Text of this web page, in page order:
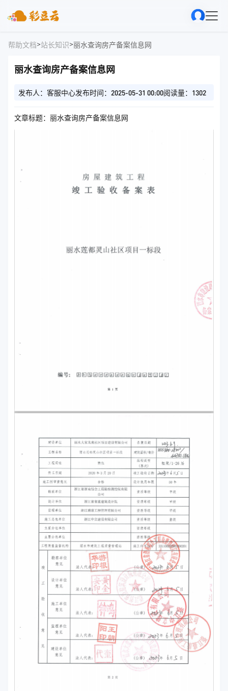
帮助文档>站长知识>丽水查询房产备案信息网
丽水查询房产备案信息网
发布人：客服中心发布时间：2025-05-31 00:00阅读量：1302
文章标题：丽水查询房产备案信息网